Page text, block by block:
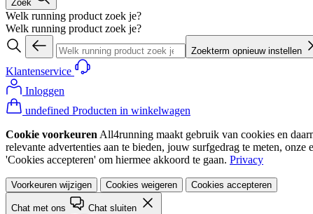
Zoek
Welk running product zoek je?
Welk running product zoek je?
Zoekterm opnieuw instellen
Klantenservice
Inloggen
undefined Producten in winkelwagen
Cookie voorkeuren All4running maakt gebruik van cookies en
relevante advertenties aan te bieden, jouw surfgedrag te meten,
'Cookies accepteren' om hiermee akkoord te gaan. Privacy
Voorkeuren wijzigen Cookies weigeren Cookies accepteren
Chat met ons Chat sluiten